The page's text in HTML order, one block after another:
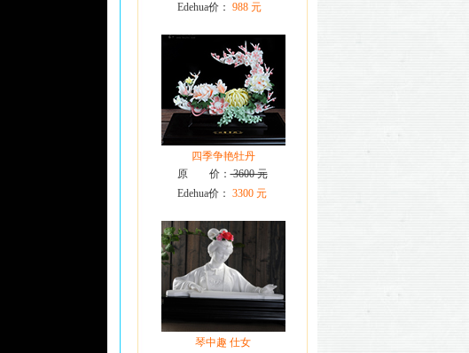
Edehua价： 988 元
四季争艳牡丹
原 价：3600 元
Edehua价： 3300 元
琴中趣 仕女